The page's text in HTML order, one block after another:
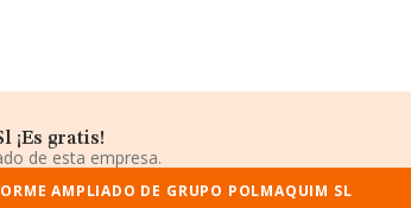
¡Es gratis!
de esta empresa.
AMPLIADO DE GRUPO POLMAQUIM SL